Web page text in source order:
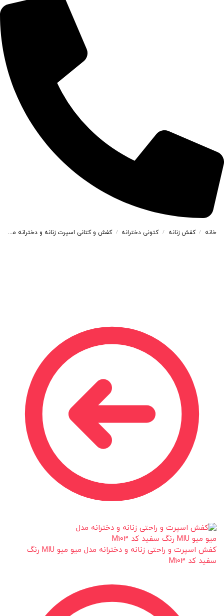
خانه / کفش زنانه / کتونی دخترانه / کفش و کتانی اسپرت زنانه و دخترانه مدل نیوبالانس NEW BALANCE رنگ کرم کد M115
کفش اسپرت و راحتی زنانه و دخترانه مدل میو میو MIU رنگ
سفید کد M103